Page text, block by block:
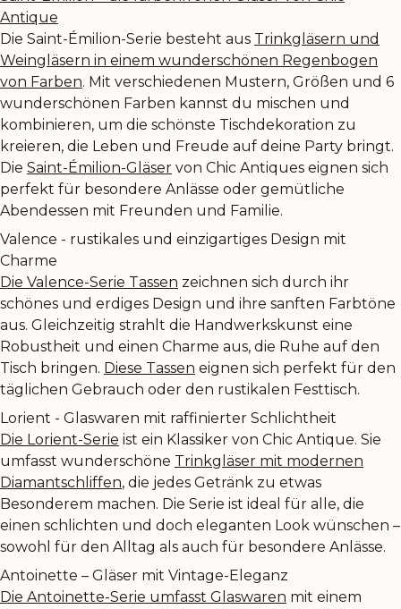
Antique
Die Saint-Émilion-Serie besteht aus Trinkgläsern und
Weingläsern in einem wunderschönen Regenbogen
von Farben. Mit verschiedenen Mustern, Größen und 6
wunderschönen Farben kannst du mischen und
kombinieren, um die schönste Tischdekoration zu
kreieren, die Leben und Freude auf deine Party bringt.
Die Saint-Émilion-Gläser von Chic Antiques eignen sich
perfekt für besondere Anlässe oder gemütliche
Abendessen mit Freunden und Familie.
Valence - rustikales und einzigartiges Design mit
Charme
Die Valence-Serie Tassen zeichnen sich durch ihr
schönes und erdiges Design und ihre sanften Farbtöne
aus. Gleichzeitig strahlt die Handwerkskunst eine
Robustheit und einen Charme aus, die Ruhe auf den
Tisch bringen. Diese Tassen eignen sich perfekt für den
täglichen Gebrauch oder den rustikalen Festtisch.
Lorient - Glaswaren mit raffinierter Schlichtheit
Die Lorient-Serie ist ein Klassiker von Chic Antique. Sie
umfasst wunderschöne Trinkgläser mit modernen
Diamantschliffen, die jedes Getränk zu etwas
Besonderem machen. Die Serie ist ideal für alle, die
einen schlichten und doch eleganten Look wünschen –
sowohl für den Alltag als auch für besondere Anlässe.
Antoinette – Gläser mit Vintage-Eleganz
Die Antoinette-Serie umfasst Glaswaren mit einem